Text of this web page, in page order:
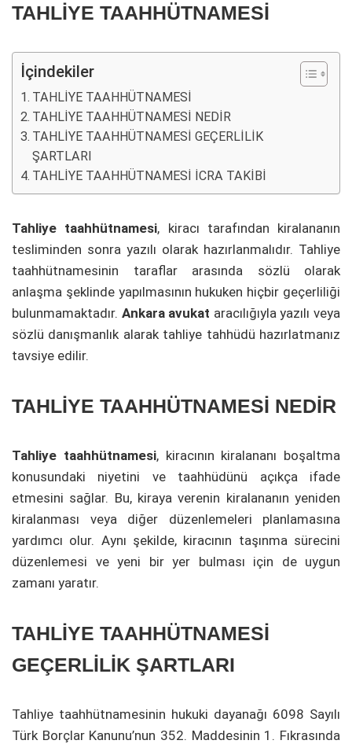
TAHLİYE TAAHHÜTNAMESİ
İçindekiler
TAHLİYE TAAHHÜTNAMESİ
TAHLİYE TAAHHÜTNAMESİ NEDİR
TAHLİYE TAAHHÜTNAMESİ GEÇERLİLİK
ŞARTLARI
TAHLİYE TAAHHÜTNAMESİ İCRA TAKİBİ
Tahliye taahhütnamesi, kiracı tarafından kiralananın
tesliminden sonra yazılı olarak hazırlanmalıdır. Tahliye
taahhütnamesinin taraflar arasında sözlü olarak
anlaşma şeklinde yapılmasının hukuken hiçbir geçerliliği
bulunmamaktadır. Ankara avukat aracılığıyla yazılı veya
sözlü danışmanlık alarak tahliye tahhüdü hazırlatmanız
tavsiye edilir.
TAHLİYE TAAHHÜTNAMESİ NEDİR
Tahliye taahhütnamesi, kiracının kiralananı boşaltma
konusundaki niyetini ve taahhüdünü açıkça ifade
etmesini sağlar. Bu, kiraya verenin kiralananın yeniden
kiralanması veya diğer düzenlemeleri planlamasına
yardımcı olur. Aynı şekilde, kiracının taşınma sürecini
düzenlemesi ve yeni bir yer bulması için de uygun
zamanı yaratır.
TAHLİYE TAAHHÜTNAMESİ
GEÇERLİLİK ŞARTLARI
Tahliye taahhütnamesinin hukuki dayanağı 6098 Sayılı
Türk Borçlar Kanunu’nun 352. Maddesinin 1. Fıkrasında